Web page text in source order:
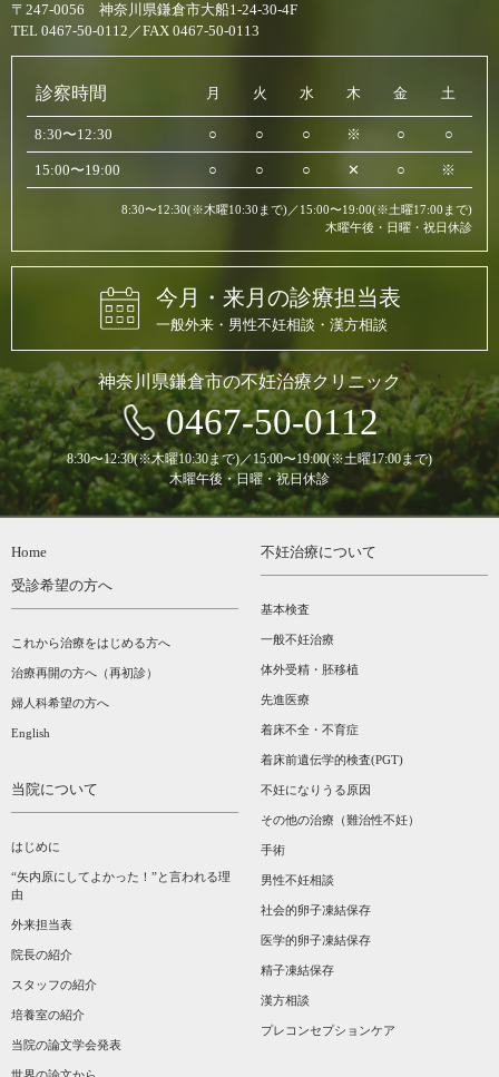
〒247-0056 神奈川県鎌倉市大船1-24-30-4F
TEL 0467-50-0112／FAX 0467-50-0113
診察時間 月 火 水 木 金 土
8:30〜12:30 ○ ○ ○ ※ ○ ○
15:00〜19:00 ○ ○ ○ ✕ ○ ※
8:30〜12:30(※木曜10:30まで)／15:00〜19:00(※土曜17:00まで)
木曜午後・日曜・祝日休診
今月・来月の診療担当表
一般外来・男性不妊相談・漢方相談
神奈川県鎌倉市の不妊治療クリニック
0467-50-0112
8:30〜12:30(※木曜10:30まで)／15:00〜19:00(※土曜17:00まで)
木曜午後・日曜・祝日休診
Home
受診希望の方へ
これから治療をはじめる方へ
治療再開の方へ（再初診）
婦人科希望の方へ
English
当院について
はじめに
“矢内原にしてよかった！”と言われる理
由
外来担当表
院長の紹介
スタッフの紹介
培養室の紹介
当院の論文学会発表
不妊治療について
基本検査
一般不妊治療
体外受精・胚移植
先進医療
着床不全・不育症
着床前遺伝学的検査(PGT)
不妊になりうる原因
その他の治療（難治性不妊）
手術
男性不妊相談
社会的卵子凍結保存
医学的卵子凍結保存
精子凍結保存
漢方相談­
プレコンセプションケア